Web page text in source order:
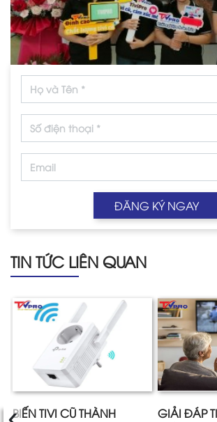
ĐĂNG KÝ NGAY
TIN TỨC LIÊN QUAN
BIẾN TIVI CŨ THÀNH
GIẢI ĐÁP